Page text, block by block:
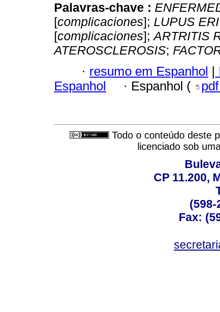
Palavras-chave :
[complicaciones]; LUPUS
[complicaciones];ARTRITIS
ATEROSCLEROSIS;
· resumo em Espanhol |
Espanhol
· Espanhol (
Todo o conteúdo deste
licenciado sob
CP 11.200,
(598-
Fax: